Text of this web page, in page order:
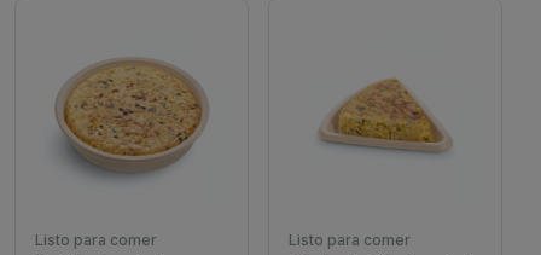
Listo para comer Listo para comer